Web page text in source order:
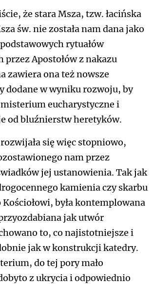
że stara Msza, tzw. łacińska
św. nie została nam dana jako
rytuałów
przez Apostołów z nakazu
zawiera ona też nowsze
dodane w wyniku rozwoju, by
eucharystyczne i
od bluźnierstw heretyków.
się więc stopniowo,
nam przez
jej ustanowienia. Tak jak
kamienia czy skarbu
była kontemplowana
jak utwór
to, co najistotniejsze i
jak w konstrukcji katedry.
do tej pory mało
z ukrycia i odpowiednio